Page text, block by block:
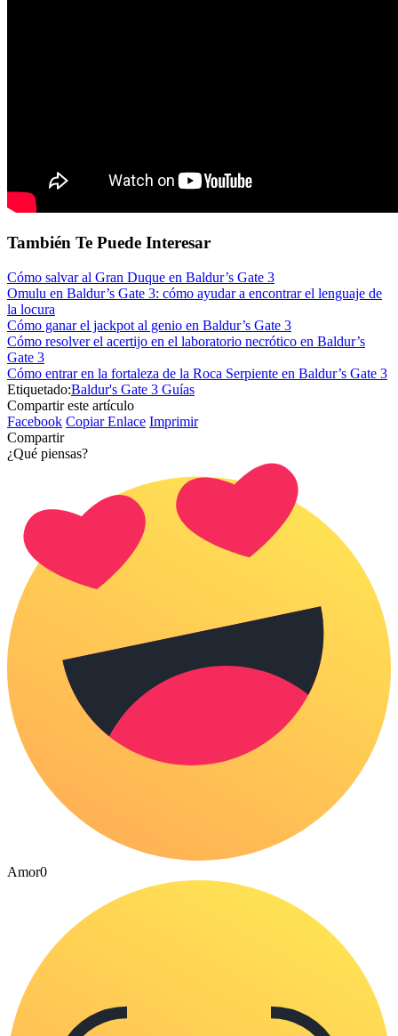
También Te Puede Interesar
Cómo salvar al Gran Duque en Baldur’s Gate 3
Omulu en Baldur’s Gate 3: cómo ayudar a encontrar el lenguaje de
la locura
Cómo ganar el jackpot al genio en Baldur’s Gate 3
Cómo resolver el acertijo en el laboratorio necrótico en Baldur’s
Gate 3
Cómo entrar en la fortaleza de la Roca Serpiente en Baldur’s Gate 3
Etiquetado:Baldur's Gate 3 Guías
Compartir este artículo
Facebook Copiar Enlace Imprimir
Compartir
¿Qué piensas?
Amor0